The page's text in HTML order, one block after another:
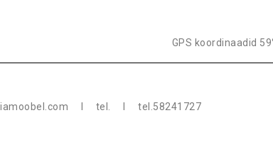
GPS koordinaadid 59°
Ι tel. Ι tel.58241727